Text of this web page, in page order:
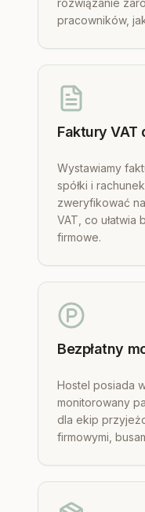
rozwiązanie
pracowników,
Faktury VAT
Wystawiamy
spółki i
zweryfikować
VAT, co
firmowe.
Bezpłatny
Hostel posiada
monitorowany
dla ekip
firmowymi,